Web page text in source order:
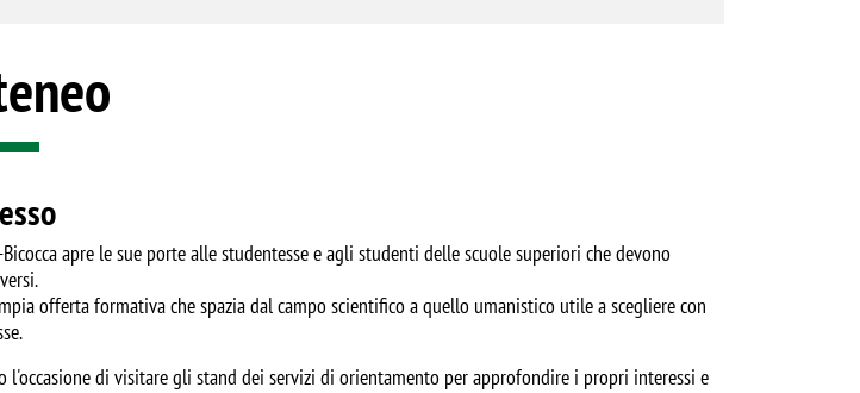
apre le sue porte alle studentesse e agli studenti delle scuole superiori che devono
offerta formativa che spazia dal campo scientifico a quello umanistico utile a scegliere con
l'occasione di visitare gli stand dei servizi di orientamento per approfondire i propri interessi e